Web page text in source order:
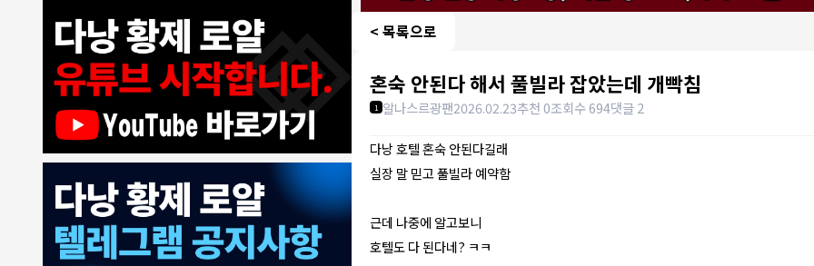
7/30/2026
< 목록으로
혼숙 안된다 해서 풀빌라 잡았는데 개빡침
1 알나스르광팬2026.02.23추천 0조회수 694댓글 2
다낭 호텔 혼숙 안된다길래
실장 말 믿고 풀빌라 예약함
근데 나중에 알고보니
호텔도 다 된다네? ㅋㅋ